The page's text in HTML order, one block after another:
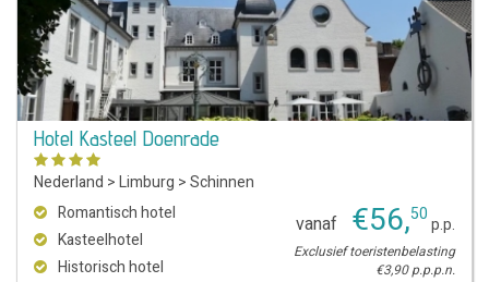
Hotel Kasteel Doenrade
Nederland >Limburg >Schinnen
Romantisch hotel
Kasteelhotel
Historisch hotel
vanaf €56,50p.p.
Exclusief toeristenbelasting
€3,90 p.p.p.n.